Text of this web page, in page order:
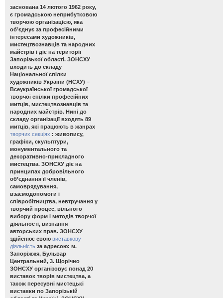
заснована 14 лютого 1962 року,
є громадською неприбутковою
творчою організацією, яка
об’єднує за професійними
інтересами художників,
мистецтвознавців та народних
майстрів і діє на території
Запорізької області. ЗОНСХУ
входить до складу
Національної спілки
художників України (НСХУ) –
Всеукраїнської громадської
творчої спілки професійних
митців, мистецтвознавців та
народних майстрів. Нині до
складу організації входять 89
митців, які працюють в жанрах
творчих секціях : живопису,
графіки, скульптури,
монументального та
декоративно-прикладного
мистецтва. ЗОНСХУ діє на
принципах добровільного
об’єднання її членів,
самоврядування,
взаємодопомоги і
співробітництва, невтручання у
творчий процес, вільного
вибору форм і методів творчої
діяльності, визнання
авторських прав. ЗОНСХУ
здійснює свою виставкову
діяльність за адресою: м.
Запоріжжя, Бульвар
Центральний, 3. Щорічно
ЗОНСХУ організовує понад 20
виставок творів мистецтва, а
також пересувні мистецькі
виставки по Запорізькій